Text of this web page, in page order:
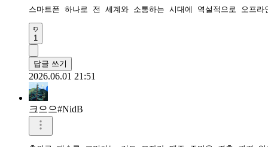
스마트폰 하나로 전 세계와 소통하는 시대에 역설적으로 오프
1
답글 쓰기
2026.06.01 21:51
크으으#NidB